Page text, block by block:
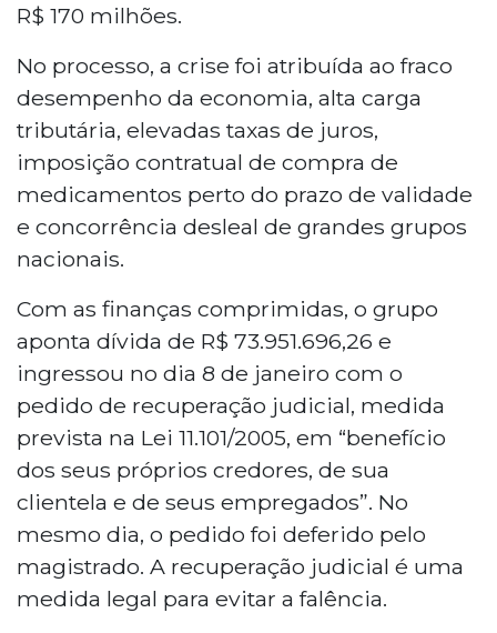
R$ 170 milhões.
No processo, a crise foi atribuída ao fraco
desempenho da economia, alta carga
tributária, elevadas taxas de juros,
imposição contratual de compra de
medicamentos perto do prazo de validade
e concorrência desleal de grandes grupos
nacionais.
Com as finanças comprimidas, o grupo
aponta dívida de R$ 73.951.696,26 e
ingressou no dia 8 de janeiro com o
pedido de recuperação judicial, medida
prevista na Lei 11.101/2005, em “benefício
dos seus próprios credores, de sua
clientela e de seus empregados”. No
mesmo dia, o pedido foi deferido pelo
magistrado. A recuperação judicial é uma
medida legal para evitar a falência.